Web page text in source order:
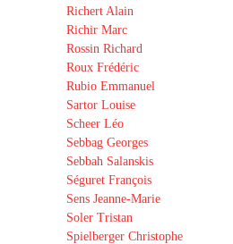
Richert Alain
Richir Marc
Rossin Richard
Roux Frédéric
Rubio Emmanuel
Sartor Louise
Scheer Léo
Sebbag Georges
Sebbah Salanskis
Séguret François
Sens Jeanne-Marie
Soler Tristan
Spielberger Christophe